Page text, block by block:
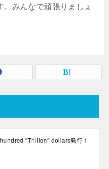
みんなで頑張りましょ
"Trillion" dollars発行！